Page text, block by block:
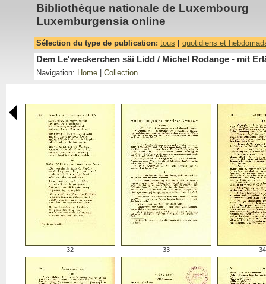
Bibliothèque nationale de Luxembourg
Luxemburgensia online
Sélection du type de publication: tous quotidiens et
Dem Le'weckerchen säi Lidd / Michel Rodange - mit
Navigation: Home Collection
32 33 34